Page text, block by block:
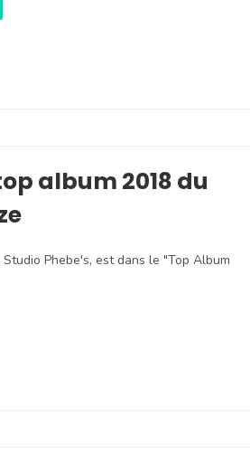
album 2018 du
Phebe's, est dans le "Top Album